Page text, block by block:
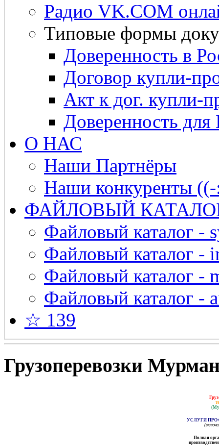
Радио VK.COM
Типовые формы
Доверенность в
Договор купли-
Акт к дог. купли-
Доверенность
О НАС
Наши Партнёры
Наши конкуренты
ФАЙЛОВЫЙ
Файловый каталог -
Файловый каталог -
Файловый каталог -
Файловый каталог -
☆ 139
Грузоперевозки
УСЛУГИ
Полная